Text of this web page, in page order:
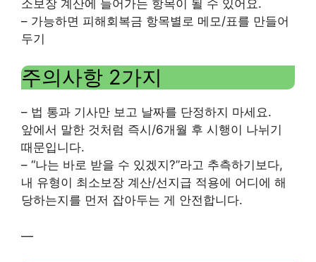
소보장 계산에 들어가는 항목이 될 수 있어요.
– 가능하면 피해회복금 항목별로 메모/표를 만들어
두기
주의사항 2가지
– 법 통과 기사만 보고 날짜를 단정하지 마세요.
앞에서 말한 것처럼 즉시/6개월 후 시행이 나뉘기
때문입니다.
– “나는 바로 받을 수 있겠지?”라고 추측하기보다,
내 유형이 최소보장 계산/선지급 적용에 어디에 해
당하는지를 먼저 잡아두는 게 안전합니다.
—